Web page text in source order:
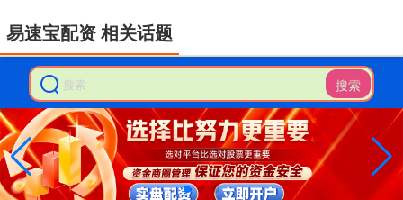
搜索
易速宝配资 相关话题